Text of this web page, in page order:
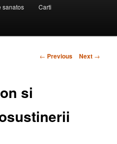
sanatos Carti
Post
← Previous Next →
si